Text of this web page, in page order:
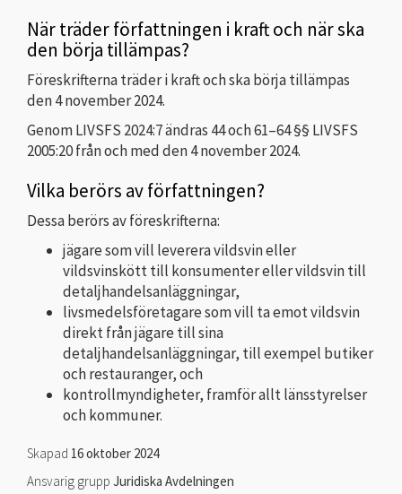
När träder författningen i kraft och när ska
den börja tillämpas?
Föreskrifterna träder i kraft och ska börja tillämpas
den 4 november 2024.
Genom LIVSFS 2024:7 ändras 44 och 61–64 §§ LIVSFS
2005:20 från och med den 4 november 2024.
Vilka berörs av författningen?
Dessa berörs av föreskrifterna:
jägare som vill leverera vildsvin eller
vildsvinskött till konsumenter eller vildsvin till
detaljhandelsanläggningar,
livsmedelsföretagare som vill ta emot vildsvin
direkt från jägare till sina
detaljhandelsanläggningar, till exempel butiker
och restauranger, och
kontrollmyndigheter, framför allt länsstyrelser
och kommuner.
Skapad 16 oktober 2024
Ansvarig grupp Juridiska Avdelningen